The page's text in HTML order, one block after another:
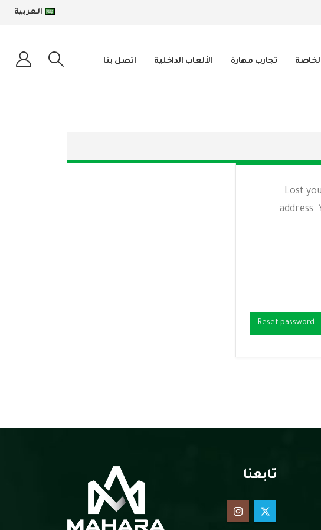
العربية
تجارب مهارة الألعاب الداخلية اتصل بنا
Lost
address.
Reset password
تابعنا